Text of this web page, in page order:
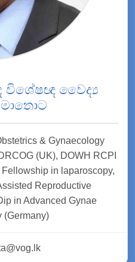
විශේෂඥ වෛද්‍ය
& Gynaecology
(UK), DOWH RCPI
in laparoscopy,
Reproductive
in Advanced Gynae
(Germany)